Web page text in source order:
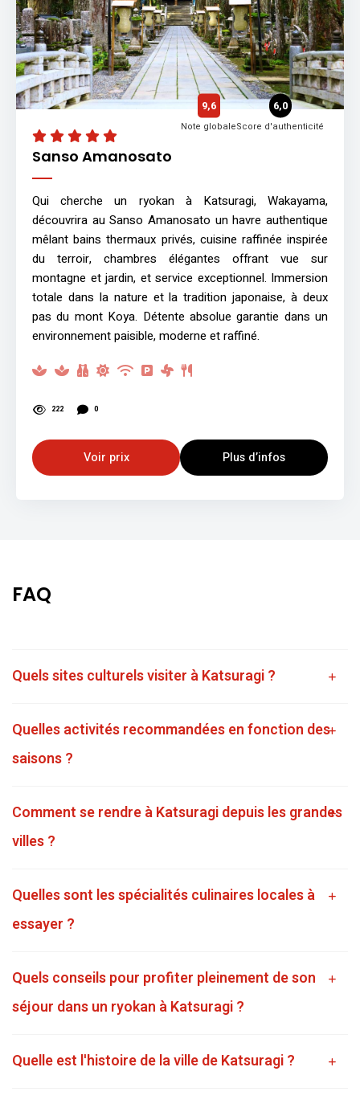
Sanso Amanosato
9,6
Note globale
6,0
Score d'authenticité
Qui cherche un ryokan à Katsuragi, Wakayama,
découvrira au Sanso Amanosato un havre authentique
mêlant bains thermaux privés, cuisine raffinée inspirée
du terroir, chambres élégantes offrant vue sur
montagne et jardin, et service exceptionnel. Immersion
totale dans la nature et la tradition japonaise, à deux
pas du mont Koya. Détente absolue garantie dans un
environnement paisible, moderne et raffiné.
222 0
Voir prix Plus d’infos
FAQ
Quels sites culturels visiter à Katsuragi ?
Quelles activités recommandées en fonction des
saisons ?
Comment se rendre à Katsuragi depuis les grandes
villes ?
Quelles sont les spécialités culinaires locales à
essayer ?
Quels conseils pour profiter pleinement de son
séjour dans un ryokan à Katsuragi ?
Quelle est l'histoire de la ville de Katsuragi ?